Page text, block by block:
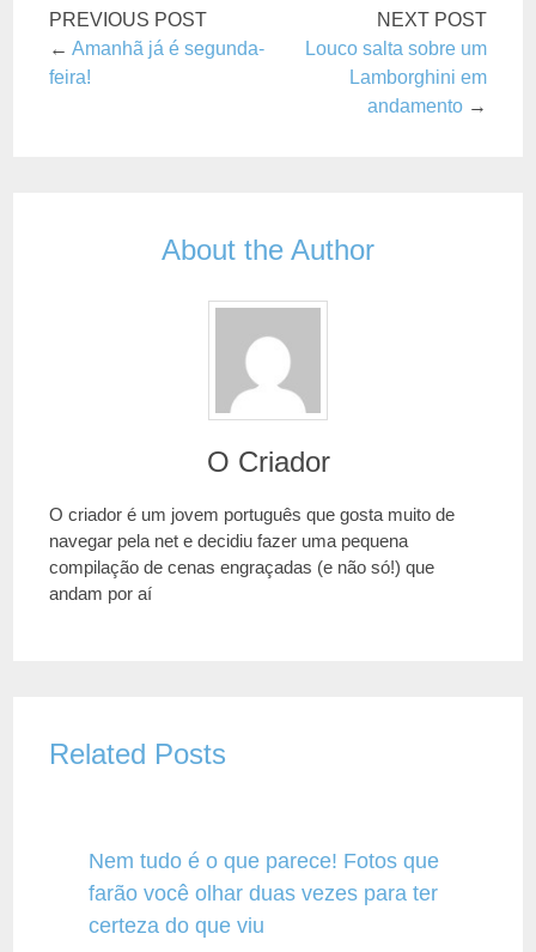
PREVIOUS POST
←Amanhã já é segunda-
feira!
NEXT POST
Louco salta sobre um
Lamborghini em
andamento→
About the Author
O Criador
O criador é um jovem português que gosta muito de
navegar pela net e decidiu fazer uma pequena
compilação de cenas engraçadas (e não só!) que
andam por aí
Related Posts
Nem tudo é o que parece! Fotos que
farão você olhar duas vezes para ter
certeza do que viu